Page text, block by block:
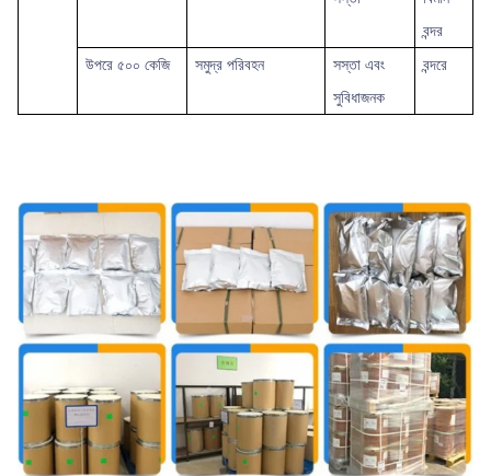
বন্দর
উপরে ৫০০ কেজি সমুদ্র পরিবহন
সস্তা এবং
সুবিধাজনক
বন্দরে